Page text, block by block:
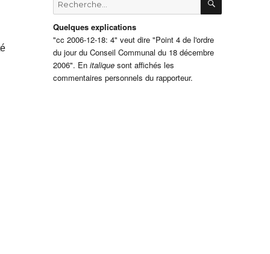
pour
:Quelques explications
"cc 2006-12-18: 4" veut dire "Point 4 de l'ordre
du jour du Conseil Communal du 18 décembre
2006". Enitalique sont affichés les
commentaires personnels du rapporteur.